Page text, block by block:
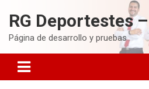
contenido
RG Deportestes
Página de desarrollo y pruebas